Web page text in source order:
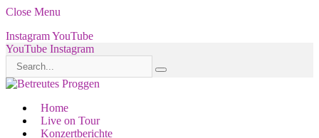
Close Menu
InstagramYouTube
YouTube Instagram
Home
Live on Tour
Konzertberichte